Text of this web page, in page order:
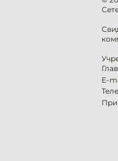
E-
При